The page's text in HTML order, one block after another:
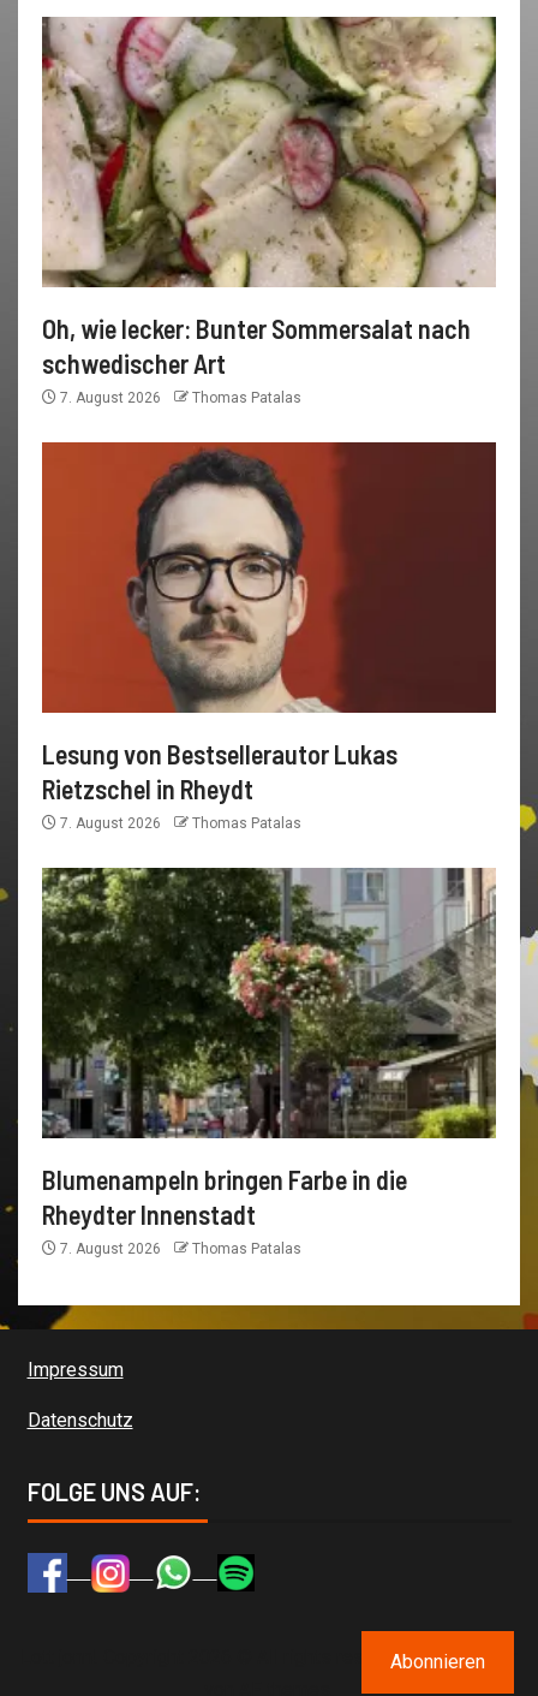
Oh, wie lecker: Bunter Sommersalat nach
schwedischer Art
7. August 2026 Thomas Patalas
Lesung von Bestsellerautor Lukas
Rietzschel in Rheydt
7. August 2026 Thomas Patalas
Blumenampeln bringen Farbe in die
Rheydter Innenstadt
7. August 2026 Thomas Patalas
Impressum
Datenschutz
FOLGE UNS AUF:
Lott jonn! Copyright 2026 © All rights reserved.|Newsever
Abonnieren